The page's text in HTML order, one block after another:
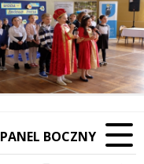
PANEL BOCZNY